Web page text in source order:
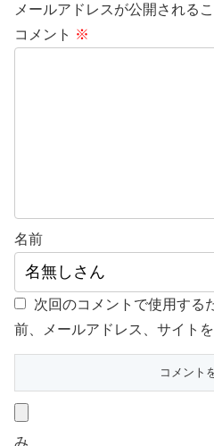
メールアドレスが公開される
コメント ※
名前
次回のコメントで使用する
前、メールアドレス、サイトを
み